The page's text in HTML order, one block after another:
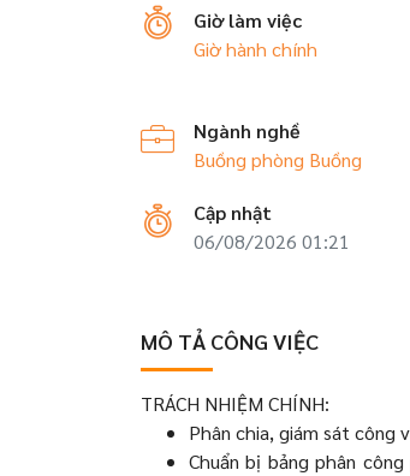
Giờ làm việc
Giờ hành chính
Ngành nghề
Buồng phòng Buồng
Cập nhật
06/08/2026 01:21
MÔ TẢ CÔNG VIỆC
TRÁCH NHIỆM CHÍNH:
Phân chia, giám sát công
Chuẩn bị bảng phân